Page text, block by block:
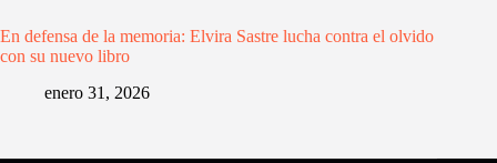
En defensa de la memoria: Elvira Sastre lucha contra el olvido
con su nuevo libro
enero 31, 2026